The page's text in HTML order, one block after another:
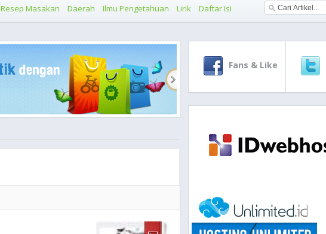
Resep Masakan Daerah Ilmu Pengetahuan Lirik Daftar Isi
Fans & Like